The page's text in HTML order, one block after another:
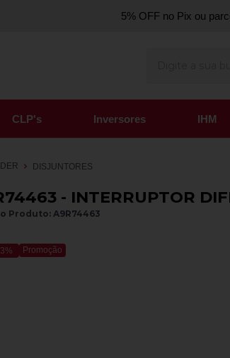
5% OFF no Pix ou
CLP's Inversores IHM
DISJUNTORES
- INTERRUPTOR
Produto: A9R74463
Promoção